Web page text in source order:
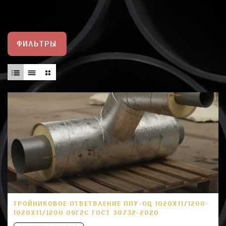
ФИЛЬТРЫ
ТРОЙНИКОВОЕ ОТВЕТВЛЕНИЕ ППУ-ОЦ 1020Х11/1200-
1020Х11/1200 09Г2С ГОСТ 30732-2020